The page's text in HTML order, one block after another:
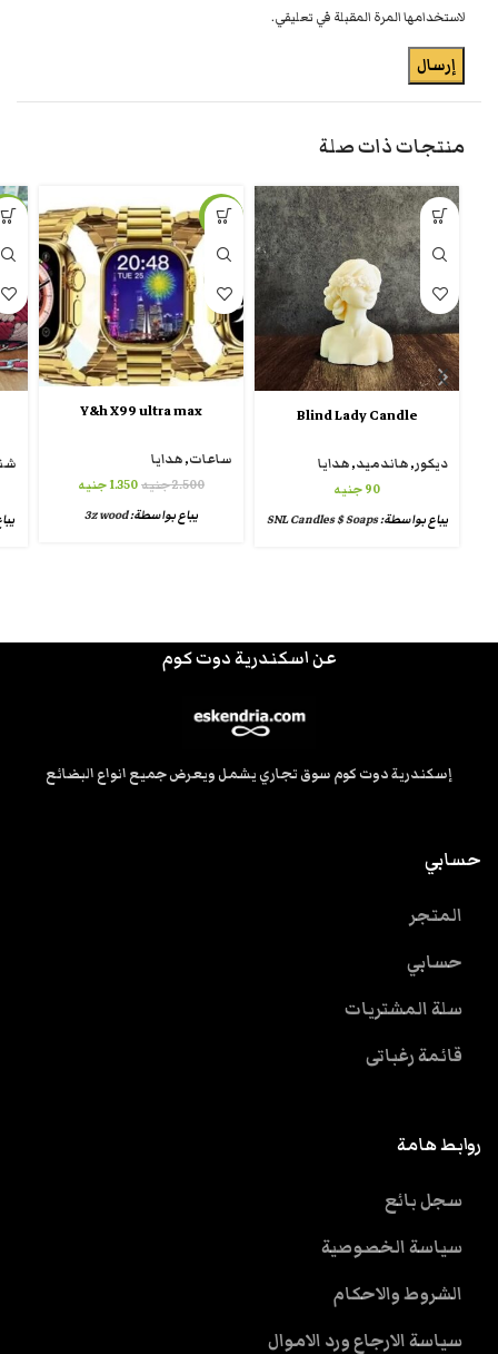
لاستخدامها المرة المقبلة في تعليقي.
منتجات ذات صلة
Blind Lady Candle
ديكور,هاندميد,هدايا
90جنيه
يباع بواسطة:SNL Candles $ Soaps
-46%
Y&h X99 ultra max
ساعات,هدايا
2.500جنيه1.350جنيه
يباع بواسطة:3z wood
عن اسكندرية دوت كوم
إسكندرية دوت كوم سوق تجاري يشمل ويعرض جميع انواع البضائع
حسابي
المتجر
حسابي
سلة المشتريات
قائمة رغباتى
روابط هامة
سجل بائع
سياسة الخصوصية
الشروط والاحكام
سياسة الارجاع ورد الاموال